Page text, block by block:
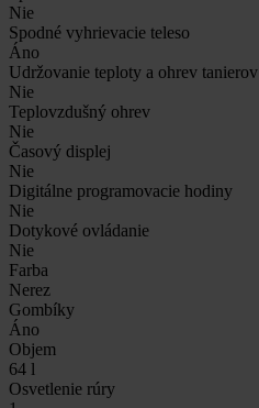
Nie
Spodné vyhrievacie teleso
Áno
Udržovanie teploty a ohrev tanierov
Nie
Teplovzdušný ohrev
Nie
Časový displej
Nie
Digitálne programovacie hodiny
Nie
Dotykové ovládanie
Nie
Farba
Nerez
Gombíky
Áno
Objem
64 l
Osvetlenie rúry